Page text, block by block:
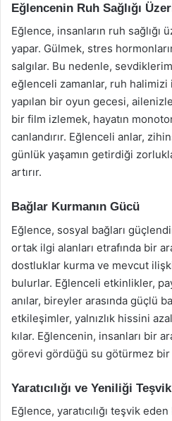
Eğlencenin Ruh Sağlığı
Eğlence, insanların ruh sağlığı
yapar. Gülmek, stres
salgılar. Bu nedenle,
eğlenceli zamanlar, ruh
yapılan bir oyun gecesi,
bir film izlemek, hayatın
canlandırır. Eğlenceli anlar,
günlük yaşamın getirdiği
artırır.
Bağlar Kurmanın Gücü
Eğlence, sosyal bağları
ortak ilgi alanları etrafında bir
dostluklar kurma ve mevcut
bulurlar. Eğlenceli etkinlikler,
anılar, bireyler arasında güçlü
etkileşimler, yalnızlık hissini
kılar. Eğlencenin, insanları bir
görevi gördüğü su götürmez
Yaratıcılığı ve Yeniliği
Eğlence, yaratıcılığı teşvik